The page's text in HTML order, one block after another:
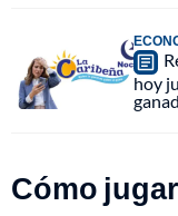
hoy
Cómo